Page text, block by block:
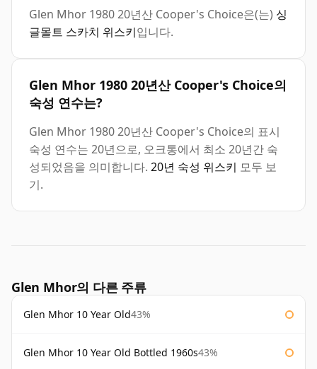
Glen Mhor 1980 20년산 Cooper's Choice은(는) 싱
글몰트 스카치 위스키입니다.
Glen Mhor 1980 20년산 Cooper's Choice의
숙성 연수는?
Glen Mhor 1980 20년산 Cooper's Choice의 표시
숙성 연수는 20년으로, 오크통에서 최소 20년간 숙
성되었음을 의미합니다. 20년 숙성 위스키 모두 보
기.
Glen Mhor의 다른 주류
Glen Mhor 10 Year Old43%
Glen Mhor 10 Year Old Bottled 1960s43%